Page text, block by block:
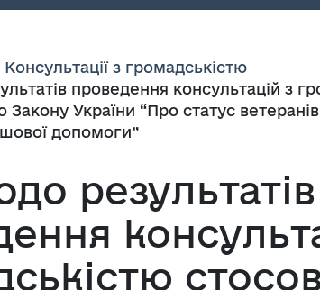
Консультації з громадськістю
проведення консультацій з
Закону України “Про статус
допомоги”
результатів